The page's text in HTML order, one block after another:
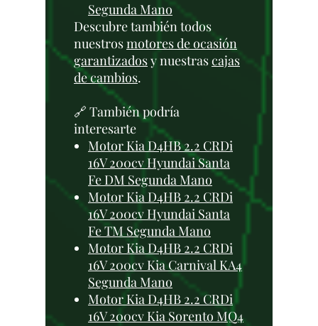
Segunda Mano
Descubre también todos
nuestrosmotores de ocasión
garantizadosy nuestrascajas
de cambios.
🔗 También podría
interesarte
Motor Kia D4HB 2.2 CRDi
16V 200cv Hyundai Santa
Fe DM Segunda Mano
Motor Kia D4HB 2.2 CRDi
16V 200cv Hyundai Santa
Fe TM Segunda Mano
Motor Kia D4HB 2.2 CRDi
16V 200cv Kia Carnival KA4
Segunda Mano
Motor Kia D4HB 2.2 CRDi
16V 200cv Kia Sorento MQ4